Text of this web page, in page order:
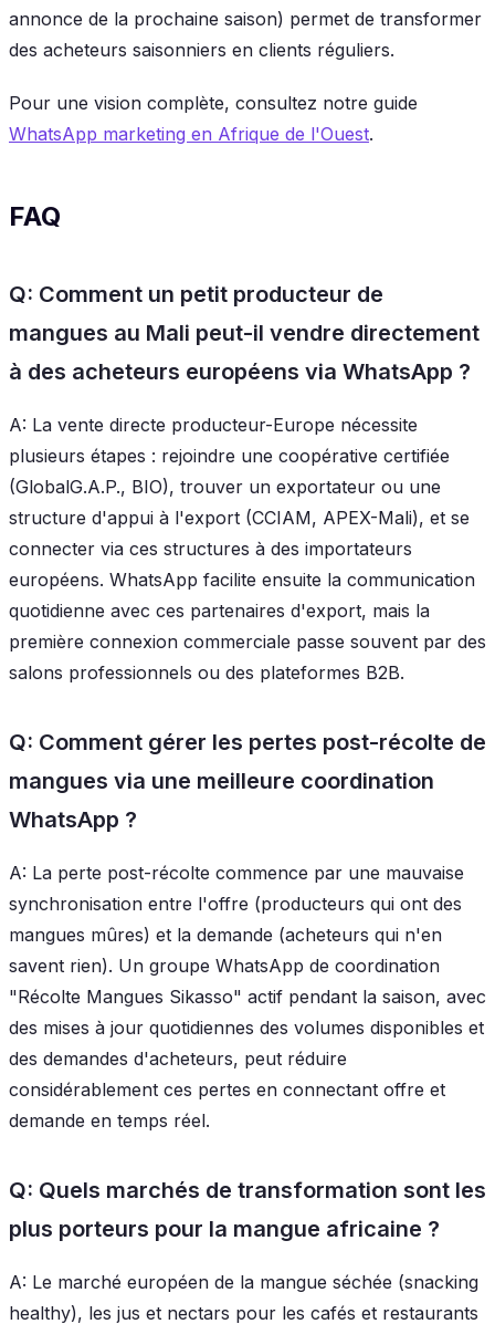
annonce de la prochaine saison) permet de transformer
des acheteurs saisonniers en clients réguliers.
Pour une vision complète, consultez notre guide
WhatsApp marketing en Afrique de l'Ouest.
FAQ
Q: Comment un petit producteur de
mangues au Mali peut-il vendre directement
à des acheteurs européens via WhatsApp ?
A: La vente directe producteur-Europe nécessite
plusieurs étapes : rejoindre une coopérative certifiée
(GlobalG.A.P., BIO), trouver un exportateur ou une
structure d'appui à l'export (CCIAM, APEX-Mali), et se
connecter via ces structures à des importateurs
européens. WhatsApp facilite ensuite la communication
quotidienne avec ces partenaires d'export, mais la
première connexion commerciale passe souvent par des
salons professionnels ou des plateformes B2B.
Q: Comment gérer les pertes post-récolte de
mangues via une meilleure coordination
WhatsApp ?
A: La perte post-récolte commence par une mauvaise
synchronisation entre l'offre (producteurs qui ont des
mangues mûres) et la demande (acheteurs qui n'en
savent rien). Un groupe WhatsApp de coordination
"Récolte Mangues Sikasso" actif pendant la saison, avec
des mises à jour quotidiennes des volumes disponibles et
des demandes d'acheteurs, peut réduire
considérablement ces pertes en connectant offre et
demande en temps réel.
Q: Quels marchés de transformation sont les
plus porteurs pour la mangue africaine ?
A: Le marché européen de la mangue séchée (snacking
healthy), les jus et nectars pour les cafés et restaurants